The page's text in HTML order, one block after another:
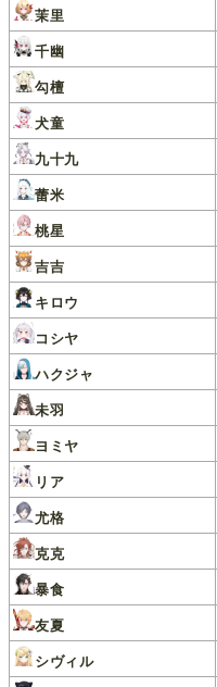
茉里
千幽
勾檀
犬童
九十九
蕾米
桃星
吉吉
キロウ
コシヤ
ハクジャ
未羽
ヨミヤ
リア
尤格
克克
暴食
友夏
シヴィル